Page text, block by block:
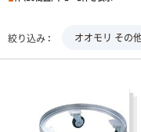
絞り込み オオモリ その